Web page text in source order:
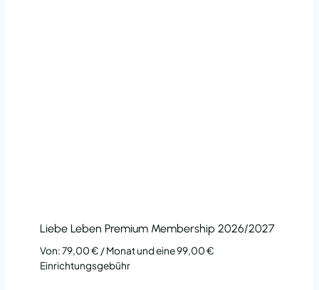
Liebe Leben Premium Membership 2026/2027
Von:79,00€/ Monat und eine99,00€
Einrichtungsgebühr